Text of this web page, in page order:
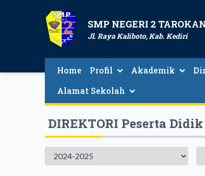
SMP NEGERI 2
Jl. Raya Kaliboto, Kab. Kediri
Home Profil Akademik
Alamat Sekolah
DIREKTORI Peserta
Tahun
Pelajaran